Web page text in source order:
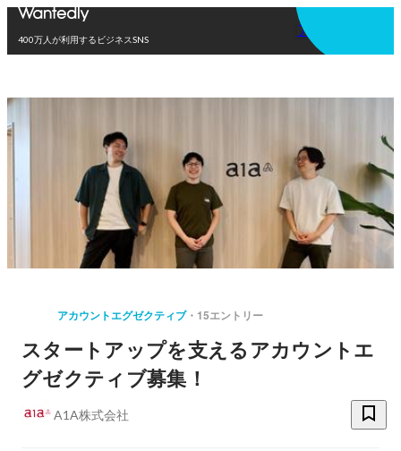
400万人が利用するビジネスSNS
アプリを使う
アカウントエグゼクティブ 15エントリー
スタートアップを支えるアカウントエ
グゼクティブ募集！
A1A株式会社